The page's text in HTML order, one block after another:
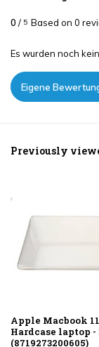
0 / 5 Based on 0
Es wurden noch
Eigene
Previously
Apple Macbook
Hardcase laptop
(8719273200605)